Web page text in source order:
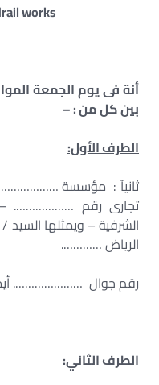
works
بين كل من : –
الطرف الأول:
ثانيآ : مؤسسة
تجارى رقم ……………….
الشرفية –
الرياض ………….
رقم جوال ………………….
الطرف الثاني: